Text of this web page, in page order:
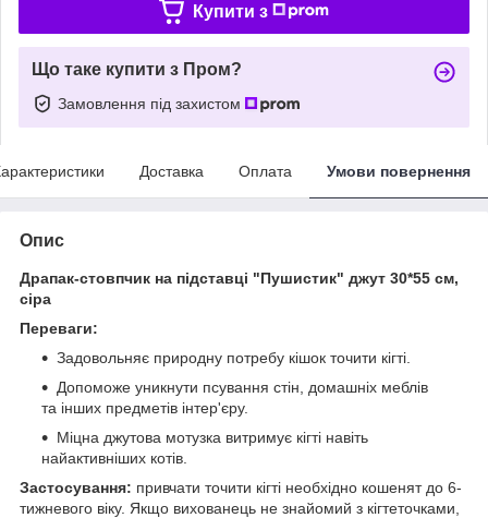
Купити з
Що таке купити з Пром?
Замовлення під захистом
Доставка Оплата Умови повернення
Опис
Драпак-стовпчик на підставці "Пушистик" джут 30*55 см,
сіра
Переваги:
Задовольняє природну потребу кішок точити кігті.
Допоможе уникнути псування стін, домашніх меблів
та інших предметів інтер'єру.
Міцна джутова мотузка витримує кігті навіть
найактивніших котів.
Застосування: привчати точити кігті необхідно кошенят до 6-
тижневого віку. Якщо вихованець не знайомий з кігтеточками,